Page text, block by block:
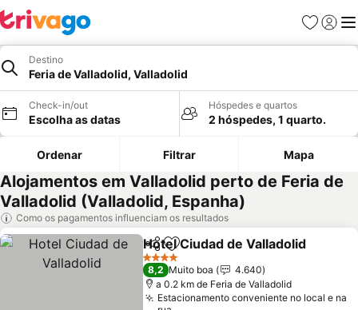
Favoritos
Iniciar
Destino
Feria de Valladolid, Valladolid
Check-in/out
Escolha as datas
Hóspedes e quartos
2 hóspedes, 1 quarto.
Ordenar Filtrar Mapa
Alojamentos em Valladolid perto de Feria de
Valladolid (Valladolid, Espanha)
Como os pagamentos influenciam os resultados
PartilharAdicionar aos favoritos
Hotel Ciudad de Valladolid
4 Estrelas
8,2 Muito boa
4.640
a 0.2 km de Feria de Valladolid
Estacionamento conveniente no local e na